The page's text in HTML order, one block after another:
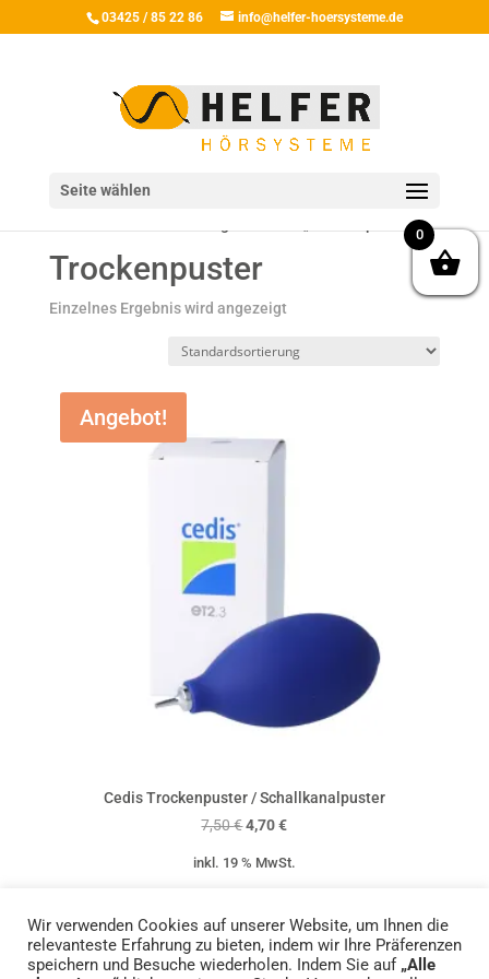
03425 / 85 22 86 info@helfer-hoersysteme.de
Seite wählen
/ Produkte verschlagwortet mit „Trockenpuster“
Trockenpuster
Einzelnes Ergebnis wird angezeigt
Angebot!
Cedis Trockenpuster / Schallkanalpuster
7,50€Ursprünglicher
4,70€Aktueller
inkl. 19 % MwSt.
Wir verwenden Cookies auf unserer Website, um Ihnen die
relevanteste Erfahrung zu bieten, indem wir Ihre Präferenzen
speichern und Besuche wiederholen. Indem Sie auf „Alle
0